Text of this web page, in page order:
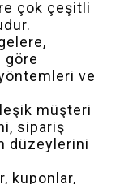
çok çeşitli
göre
ve
müşteri
sipariş
düzeylerini
kuponlar,